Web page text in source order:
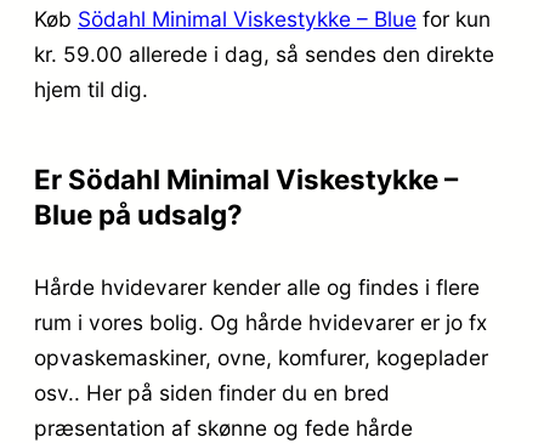
Køb Södahl Minimal Viskestykke – Blue for kun
kr. 59.00 allerede i dag, så sendes den direkte
hjem til dig.
Er Södahl Minimal Viskestykke –
Blue på udsalg?
Hårde hvidevarer kender alle og findes i flere
rum i vores bolig. Og hårde hvidevarer er jo fx
opvaskemaskiner, ovne, komfurer, kogeplader
osv.. Her på siden finder du en bred
præsentation af skønne og fede hårde